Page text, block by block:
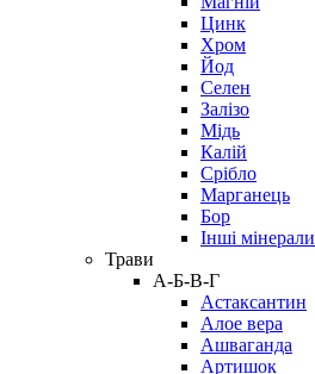
Цинк
Хром
Йод
Селен
Залізо
Мідь
Калій
Срібло
Марганець
Бор
Інші мінерали
Трави
А-Б-В-Г
Астаксантин
Алое вера
Ашваганда
Артишок